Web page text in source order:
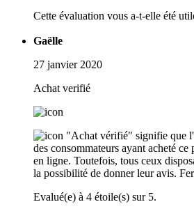
Cette évaluation vous a-t-elle été
Gaëlle
27 janvier 2020
Achat verifié
"Achat vérifié" signifie que
des consommateurs ayant acheté
en ligne. Toutefois, tous ceux
la possibilité de donner leur avis.
Evalué(e) à 4 étoile(s) sur 5.